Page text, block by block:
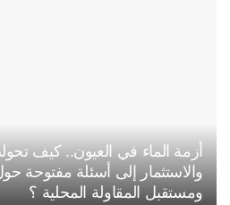
أزمة الماء في العيون.. كيف
والاستثمار إلى أسئلة مفتوحة
ومستقبل المقاولة المحلية ؟